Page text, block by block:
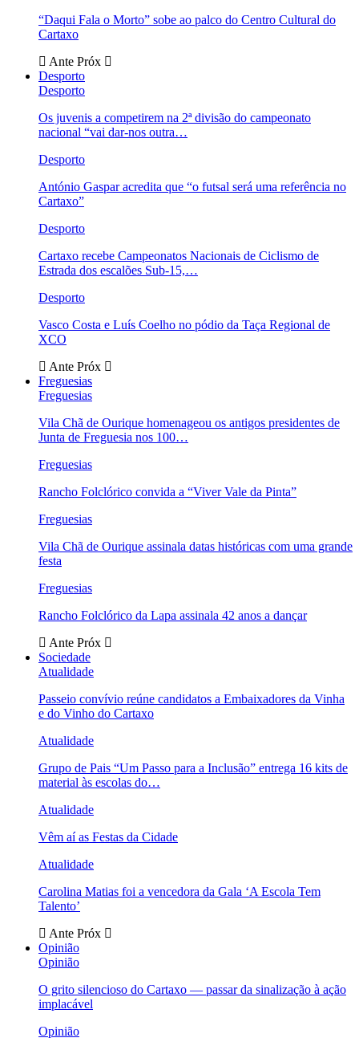
“Daqui Fala o Morto” sobe ao palco do Centro Cultural do
Cartaxo
Ante Próx
Desporto
Desporto
Os juvenis a competirem na 2ª divisão do campeonato
nacional “vai dar-nos outra…
Desporto
António Gaspar acredita que “o futsal será uma referência no
Cartaxo”
Desporto
Cartaxo recebe Campeonatos Nacionais de Ciclismo de
Estrada dos escalões Sub-15,…
Desporto
Vasco Costa e Luís Coelho no pódio da Taça Regional de
XCO
Ante Próx
Freguesias
Freguesias
Vila Chã de Ourique homenageou os antigos presidentes de
Junta de Freguesia nos 100…
Freguesias
Rancho Folclórico convida a “Viver Vale da Pinta”
Freguesias
Vila Chã de Ourique assinala datas históricas com uma grande
festa
Freguesias
Rancho Folclórico da Lapa assinala 42 anos a dançar
Ante Próx
Sociedade
Atualidade
Passeio convívio reúne candidatos a Embaixadores da Vinha
e do Vinho do Cartaxo
Atualidade
Grupo de Pais “Um Passo para a Inclusão” entrega 16 kits de
material às escolas do…
Atualidade
Vêm aí as Festas da Cidade
Atualidade
Carolina Matias foi a vencedora da Gala ‘A Escola Tem
Talento’
Ante Próx
Opinião
Opinião
O grito silencioso do Cartaxo — passar da sinalização à ação
implacável
Opinião